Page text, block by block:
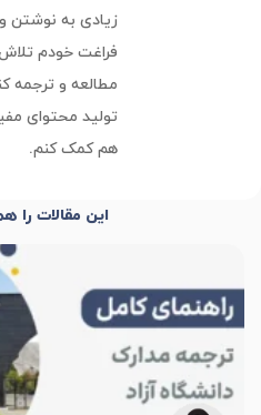
زیادی به نوشتن و
فراغت خودم تلاش
مطالعه و ترجمه
تولید محتوای
هم کمک کنم.
این مقالات را